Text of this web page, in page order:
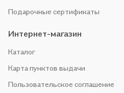
Подарочные сертификаты
Интернет-магазин
Каталог
Карта пунктов выдачи
Пользовательское соглашение